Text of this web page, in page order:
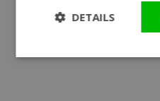
DETAILS